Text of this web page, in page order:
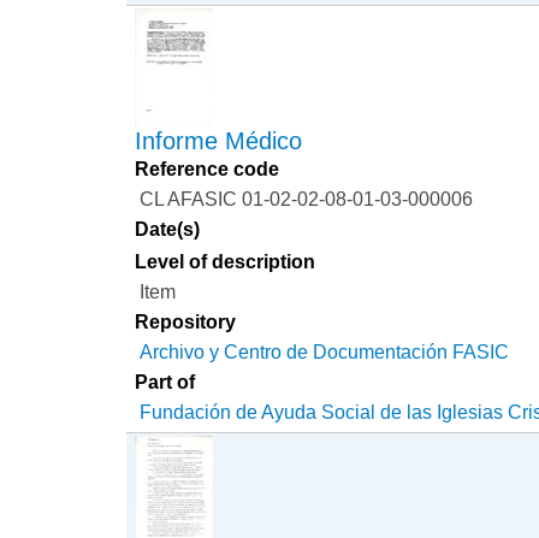
Informe Médico
Reference code
CL AFASIC 01-02-02-08-01-03-000006
Date(s)
Level of description
Item
Repository
Archivo y Centro de Documentación FASIC
Part of
Fundación de Ayuda Social de las Iglesias